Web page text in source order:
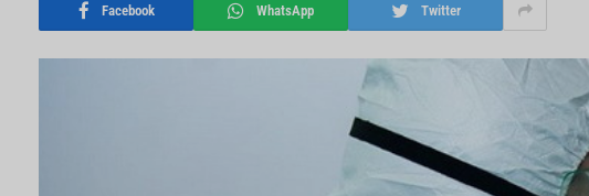
Facebook WhatsApp Twitter